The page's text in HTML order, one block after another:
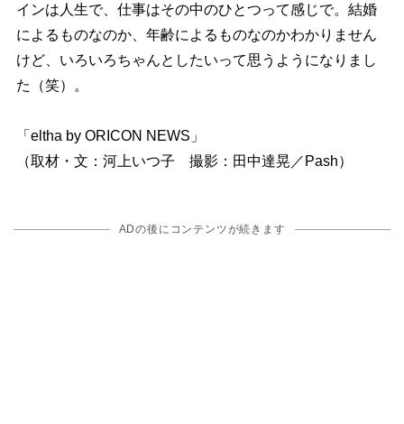
インは人生で、仕事はその中のひとつって感じで。結婚
によるものなのか、年齢によるものなのかわかりません
けど、いろいろちゃんとしたいって思うようになりまし
た（笑）。
「eltha by ORICON NEWS」
（取材・文：河上いつ子 撮影：田中達晃／Pash）
ADの後にコンテンツが続きます